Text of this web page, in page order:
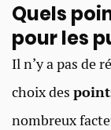
Quels
pour les
Il n’y a pas de
choix des
nombreux